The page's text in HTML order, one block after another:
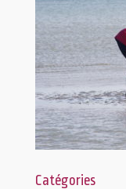
Catégories